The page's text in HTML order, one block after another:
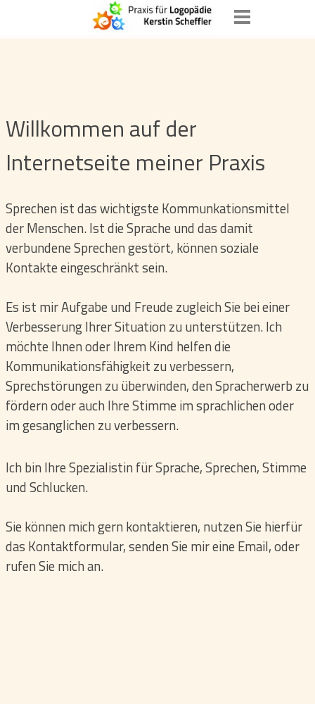
Willkommen auf der
Internetseite meiner Praxis
Sprechen ist das wichtigste Kommunkationsmittel
der Menschen. Ist die Sprache und das damit
verbundene Sprechen gestört, können soziale
Kontakte eingeschränkt sein.
Es ist mir Aufgabe und Freude zugleich Sie bei einer
Verbesserung Ihrer Situation zu unterstützen. Ich
möchte Ihnen oder Ihrem Kind helfen die
Kommunikationsfähigkeit zu verbessern,
Sprechstörungen zu überwinden, den Spracherwerb zu
fördern oder auch Ihre Stimme im sprachlichen oder
im gesanglichen zu verbessern.
Ich bin Ihre Spezialistin für Sprache, Sprechen, Stimme
und Schlucken.
Sie können mich gern kontaktieren, nutzen Sie hierfür
das Kontaktformular, senden Sie mir eine Email, oder
rufen Sie mich an.